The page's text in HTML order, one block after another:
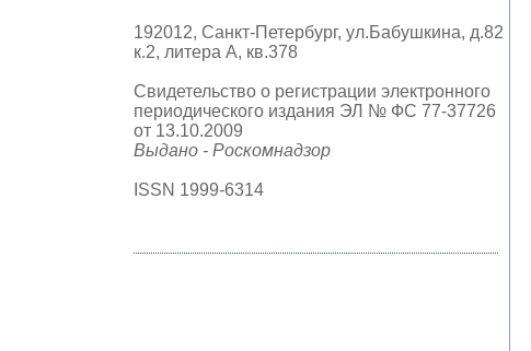
192012, Санкт-Петербург, ул.Бабушкина, д.82
к.2, литера А, кв.378
Свидетельство о регистрации электронного
периодического издания ЭЛ № ФС 77-37726
от 13.10.2009
Выдано - Роскомнадзор
ISSN 1999-6314